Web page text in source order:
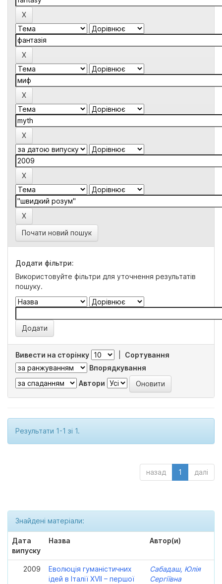
Почати новий пошук
Додати фільтри:
Використовуйте фільтри для уточнення результатів
пошуку.
Вивести на сторінку
Сортування
Впорядкування
Автори
Результати 1-1 зі 1.
назад 1 далі
Знайдені матеріали:
Дата
випуску
Назва Автор(и)
2009
Еволюція гуманістичних
ідей в Італії XVII – першої
Сабадаш, Юлія
Сергіївна